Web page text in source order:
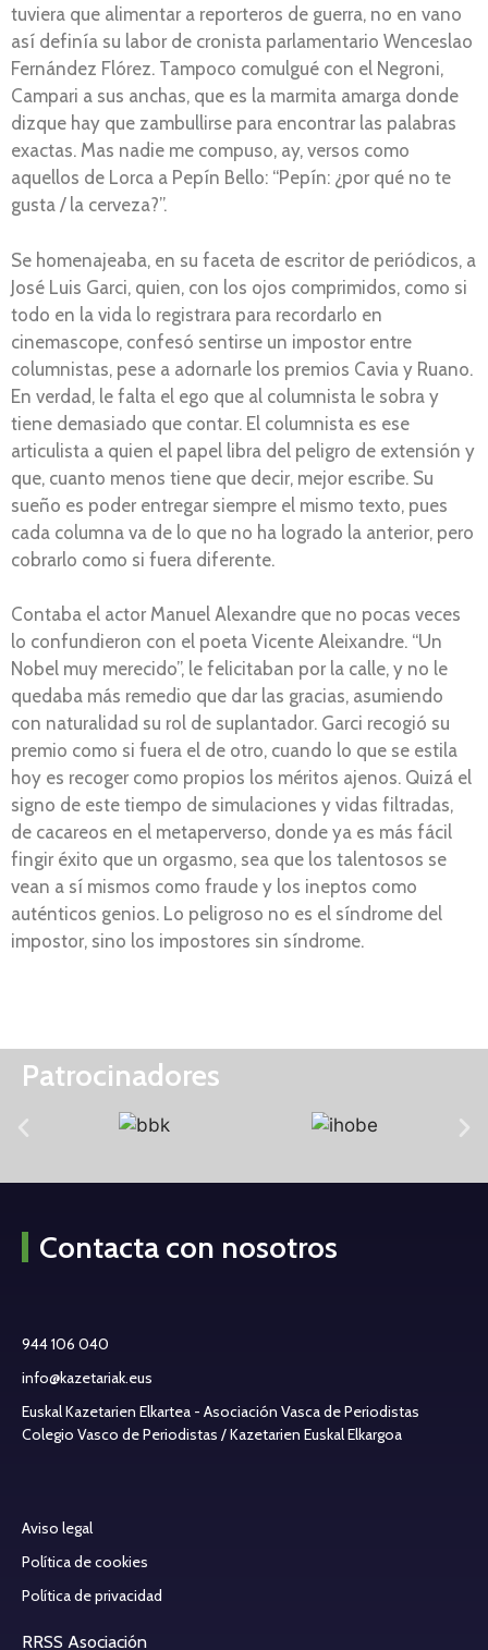
tuviera que alimentar a reporteros de guerra, no en vano
así definía su labor de cronista parlamentario Wenceslao
Fernández Flórez. Tampoco comulgué con el Negroni,
Campari a sus anchas, que es la marmita amarga donde
dizque hay que zambullirse para encontrar las palabras
exactas. Mas nadie me compuso, ay, versos como
aquellos de Lorca a Pepín Bello: “Pepín: ¿por qué no te
gusta / la cerveza?”.
Se homenajeaba, en su faceta de escritor de periódicos, a
José Luis Garci, quien, con los ojos comprimidos, como si
todo en la vida lo registrara para recordarlo en
cinemascope, confesó sentirse un impostor entre
columnistas, pese a adornarle los premios Cavia y Ruano.
En verdad, le falta el ego que al columnista le sobra y
tiene demasiado que contar. El columnista es ese
articulista a quien el papel libra del peligro de extensión y
que, cuanto menos tiene que decir, mejor escribe. Su
sueño es poder entregar siempre el mismo texto, pues
cada columna va de lo que no ha logrado la anterior, pero
cobrarlo como si fuera diferente.
Contaba el actor Manuel Alexandre que no pocas veces
lo confundieron con el poeta Vicente Aleixandre. “Un
Nobel muy merecido”, le felicitaban por la calle, y no le
quedaba más remedio que dar las gracias, asumiendo
con naturalidad su rol de suplantador. Garci recogió su
premio como si fuera el de otro, cuando lo que se estila
hoy es recoger como propios los méritos ajenos. Quizá el
signo de este tiempo de simulaciones y vidas filtradas,
de cacareos en el metaperverso, donde ya es más fácil
fingir éxito que un orgasmo, sea que los talentosos se
vean a sí mismos como fraude y los ineptos como
auténticos genios. Lo peligroso no es el síndrome del
impostor, sino los impostores sin síndrome.
Patrocinadores
Contacta con nosotros
944 106 040
info@kazetariak.eus
Euskal Kazetarien Elkartea - Asociación Vasca de Periodistas
Colegio Vasco de Periodistas / Kazetarien Euskal Elkargoa
Aviso legal
Política de cookies
Política de privacidad
RRSS Asociación